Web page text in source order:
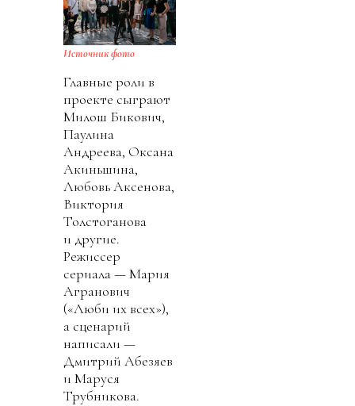
Источник фото
Главные роли в
проекте сыграют
Милош Бикович,
Паулина
Андреева, Оксана
Акиньшина,
Любовь Аксенова,
Виктория
Толстоганова
и другие.
Режиссер
сериала — Мария
Агранович
(«Люби их всех»),
а сценарий
написали —
Дмитрий Абезяев
и Маруся
Трубникова.